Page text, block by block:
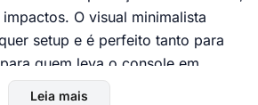
O visual minimalista
setup e é perfeito tanto para
quem leva o console em
diários
Leia mais